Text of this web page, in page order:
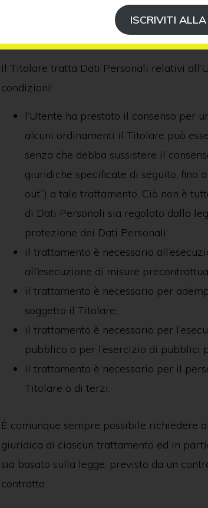
Base giuridica del trattamento
Il Titolare tratta Dati Personali relativi
condizioni:
l’Utente ha prestato il consenso per
alcuni ordinamenti il Titolare può
senza che debba sussistere il
giuridiche specificate di seguito, fino
out”) a tale trattamento. Ciò non è
di Dati Personali sia regolato dalla
protezione dei Dati Personali;
il trattamento è necessario
all’esecuzione di misure
il trattamento è necessario per
soggetto il Titolare;
il trattamento è necessario per
pubblico o per l’esercizio di pubblici
il trattamento è necessario per il
Titolare o di terzi.
È comunque sempre possibile richiedere
giuridica di ciascun trattamento ed in
sia basato sulla legge, previsto da un
contratto.
ISCRIVITI